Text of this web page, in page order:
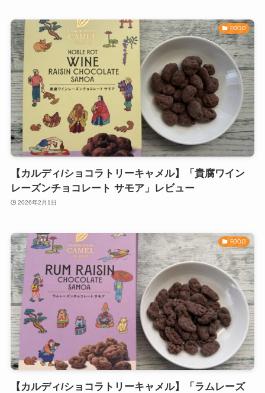
FOOD
【カルディ/ショコラトリーキャメル】「貴腐ワイン
レーズンチョコレート サモア」レビュー
2026年2月1日
FOOD
【カルディ/ショコラトリーキャメル】「ラムレーズ